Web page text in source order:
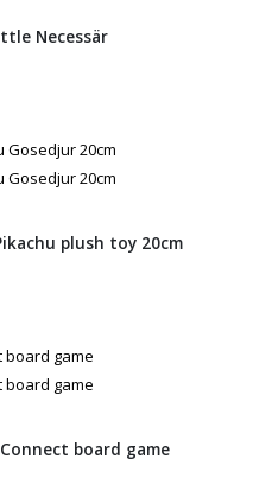
Necessär
plush toy 20cm
board game